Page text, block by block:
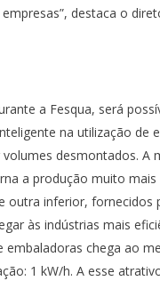
destaca o
a Fesqua, será
na utilização
desmontados.
a produção muito
outra inferior,
às indústrias mais
embaladoras chega ao
1 kW/h. A esse